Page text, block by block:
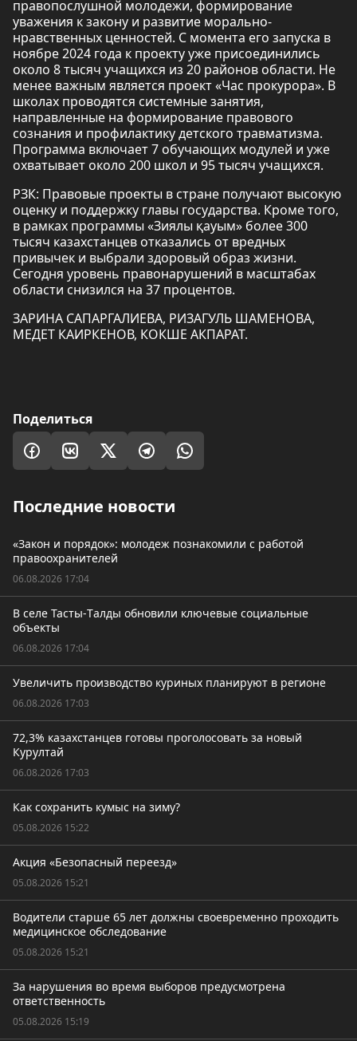
правопослушной молодежи, формирование
уважения к закону и развитие морально-
нравственных ценностей. С момента его запуска в
ноябре 2024 года к проекту уже присоединились
около 8 тысяч учащихся из 20 районов области. Не
менее важным является проект «Час прокурора». В
школах проводятся системные занятия,
направленные на формирование правового
сознания и профилактику детского травматизма.
Программа включает 7 обучающих модулей и уже
охватывает около 200 школ и 95 тысяч учащихся.
РЗК: Правовые проекты в стране получают высокую
оценку и поддержку главы государства. Кроме того,
в рамках программы «Зиялы қауым» более 300
тысяч казахстанцев отказались от вредных
привычек и выбрали здоровый образ жизни.
Сегодня уровень правонарушений в масштабах
области снизился на 37 процентов.
ЗАРИНА САПАРГАЛИЕВА, РИЗАГУЛЬ ШАМЕНОВА,
МЕДЕТ КАИРКЕНОВ, КОКШЕ АКПАРАТ.
Поделиться
Последние новости
«Закон и порядок»: молодеж познакомили с работой
правоохранителей
06.08.2026 17:04
В селе Тасты-Tалды обновили ключевые социальные
объекты
06.08.2026 17:04
Увеличить производство куриных планируют в регионе
06.08.2026 17:03
72,3% казахстанцев готовы проголосовать за новый
Курултай
06.08.2026 17:03
Как сохранить кумыс на зиму?
05.08.2026 15:22
Акция «Безопасный переезд»
05.08.2026 15:21
Водители старше 65 лет должны своевременно проходить
медицинское обследование
05.08.2026 15:21
За нарушения во время выборов предусмотрена
ответственность
05.08.2026 15:19